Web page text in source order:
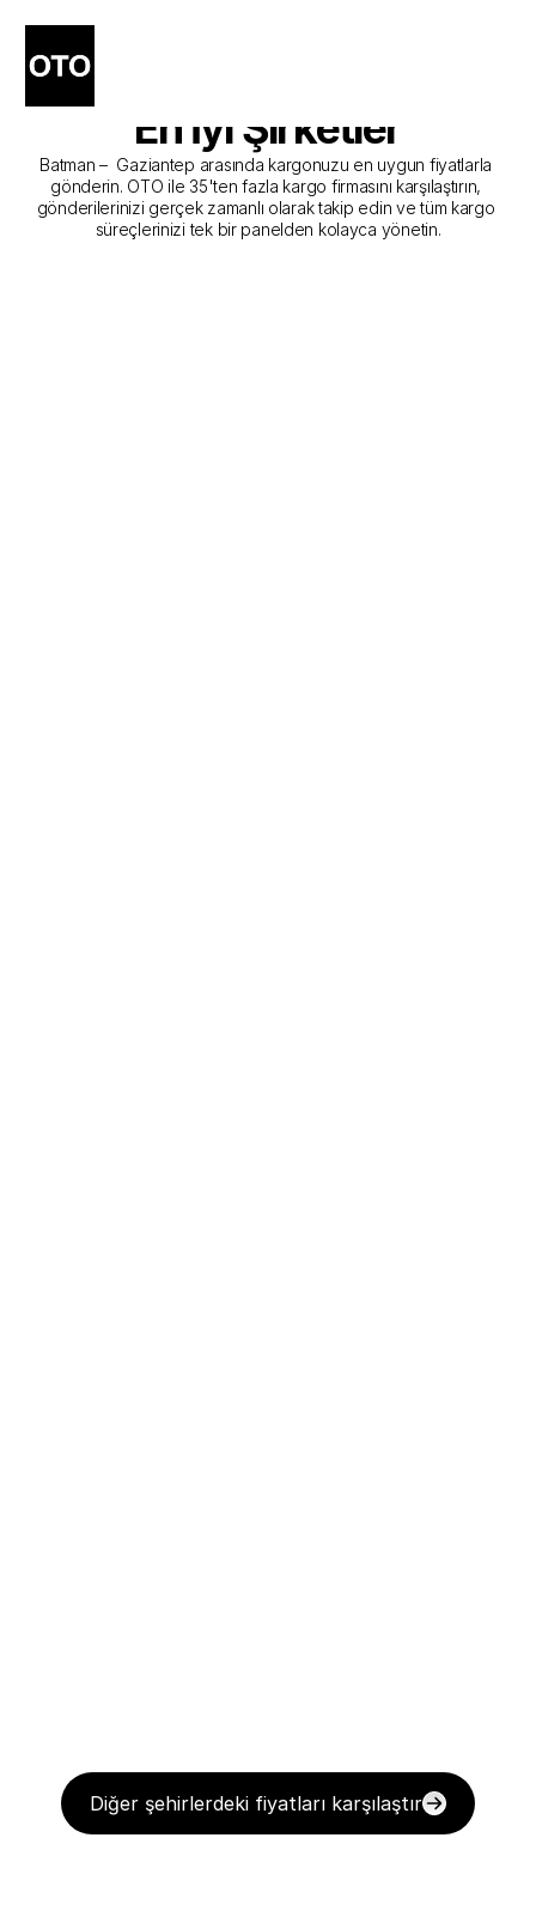
Batman - Gaziantep Kargo
Gönderim Hizmeti Sunan
En İyi Şirketler
Batman –  Gaziantep arasında kargonuzu en uygun fiyatlarla
gönderin. OTO ile 35'ten fazla kargo firmasını karşılaştırın,
gönderilerinizi gerçek zamanlı olarak takip edin ve tüm kargo
süreçlerinizi tek bir panelden kolayca yönetin.
Diğer şehirlerdeki fiyatları karşılaştır